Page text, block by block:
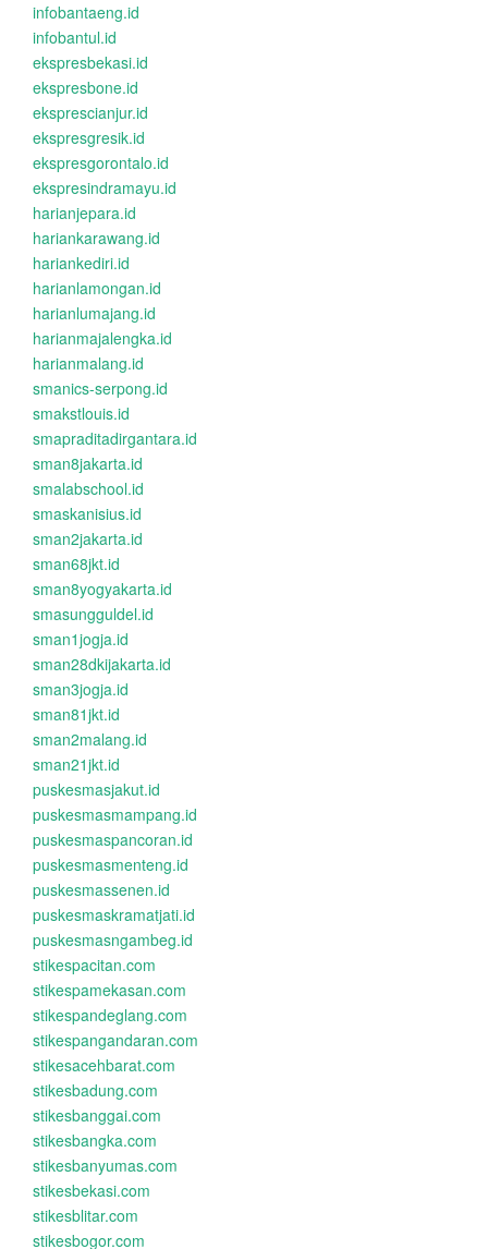
infobantaeng.id
infobantul.id
ekspresbekasi.id
ekspresbone.id
eksprescianjur.id
ekspresgresik.id
ekspresgorontalo.id
ekspresindramayu.id
harianjepara.id
hariankarawang.id
hariankediri.id
harianlamongan.id
harianlumajang.id
harianmajalengka.id
harianmalang.id
smanics-serpong.id
smakstlouis.id
smapraditadirgantara.id
sman8jakarta.id
smalabschool.id
smaskanisius.id
sman2jakarta.id
sman68jkt.id
sman8yogyakarta.id
smasungguldel.id
sman1jogja.id
sman28dkijakarta.id
sman3jogja.id
sman81jkt.id
sman2malang.id
sman21jkt.id
puskesmasjakut.id
puskesmasmampang.id
puskesmaspancoran.id
puskesmasmenteng.id
puskesmassenen.id
puskesmaskramatjati.id
puskesmasngambeg.id
stikespacitan.com
stikespamekasan.com
stikespandeglang.com
stikespangandaran.com
stikesacehbarat.com
stikesbadung.com
stikesbanggai.com
stikesbangka.com
stikesbanyumas.com
stikesbekasi.com
stikesblitar.com
stikesbogor.com